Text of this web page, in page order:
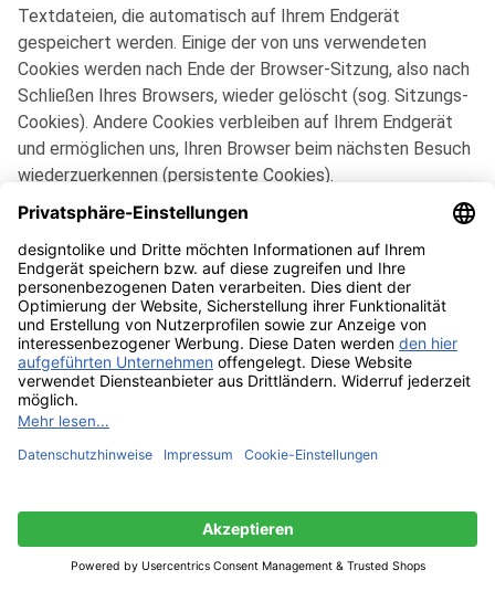
Textdateien, die automatisch auf Ihrem Endgerät
gespeichert werden. Einige der von uns verwendeten
Cookies werden nach Ende der Browser-Sitzung, also nach
Schließen Ihres Browsers, wieder gelöscht (sog. Sitzungs-
Cookies). Andere Cookies verbleiben auf Ihrem Endgerät
und ermöglichen uns, Ihren Browser beim nächsten Besuch
wiederzuerkennen (persistente Cookies).
Schutz der Privatsphäre bei Endgeräten
Bei Nutzung unseres Online-Angebots setzen wir
unbedingt notwendige Technologien ein, um den
ausdrücklich gewünschten Telemediendienst zur
Verfügung stellen zu können. Die Speicherung von
Informationen in Ihrem Endgerät oder der Zugriff auf
Informationen, die bereits in Ihrem Endgerät gespeichert
sind, bedürfen insoweit keiner Einwilligung.
Bei nicht unbedingt erforderlichen Funktionen bedarf die
gespeichert sind, Ihrer Einwilligung. Wir weisen Sie darauf